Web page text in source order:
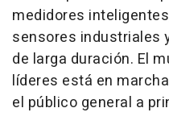
medidores
sensores industriales
de larga duración. El
líderes está en
el público general a